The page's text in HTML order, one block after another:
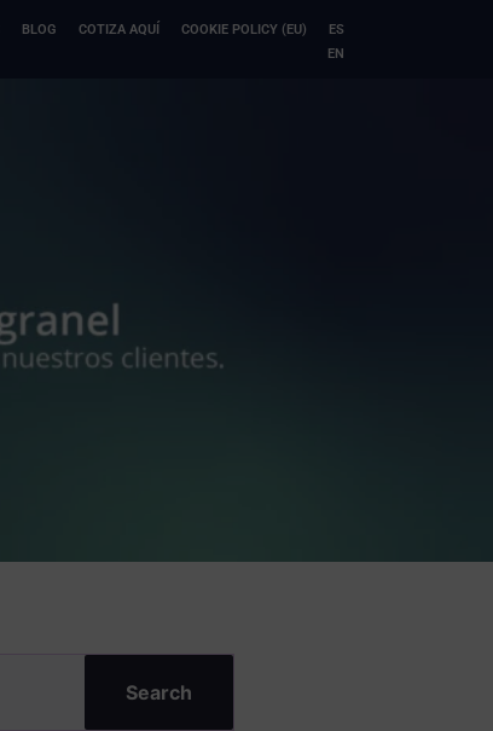
BLOG COTIZA AQUÍ COOKIE POLICY (EU)
ES
EN
Search